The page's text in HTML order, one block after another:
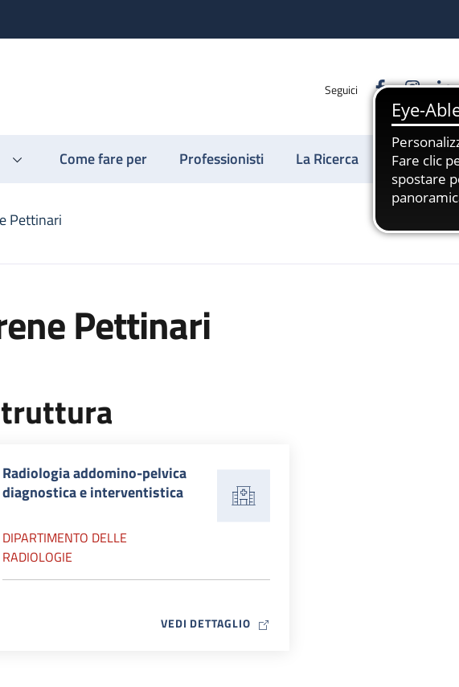
Seguici Facebook
Come fare per Professionisti La Ricerca
Pettinari
Pettinari
Radiologia addomino-pelvica
diagnostica e interventistica
DIPARTIMENTO DELLE
RADIOLOGIE
VEDI DETTAGLIOMAP ICON